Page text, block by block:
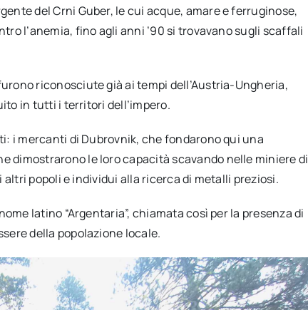
del Crni Guber, le cui acque, amare e ferruginose,
l’anemia, fino agli anni ’90 si trovavano sugli scaffali
riconosciute già ai tempi dell’Austria-Ungheria,
in tutti i territori dell’impero.
i mercanti di Dubrovnik, che fondarono qui una
dimostrarono le loro capacità scavando nelle miniere di
popoli e individui alla ricerca di metalli preziosi.
latino “Argentaria”, chiamata così per la presenza di
della popolazione locale.